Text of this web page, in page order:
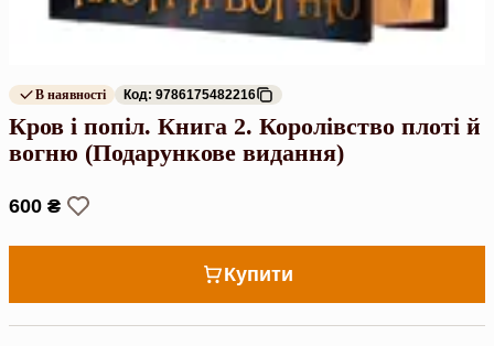
В наявності Код: 9786175482216
Кров і попіл. Книга 2. Королівство плоті й
вогню (Подарункове видання)
600 ₴
Купити